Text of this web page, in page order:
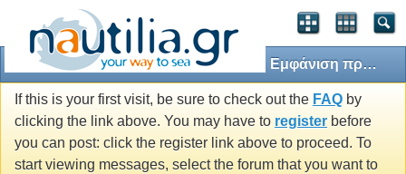
Εμφάνιση προφίλ: Panagoan
If this is your first visit, be sure to check out the FAQ by
clicking the link above. You may have to register before
you can post: click the register link above to proceed. To
start viewing messages, select the forum that you want to